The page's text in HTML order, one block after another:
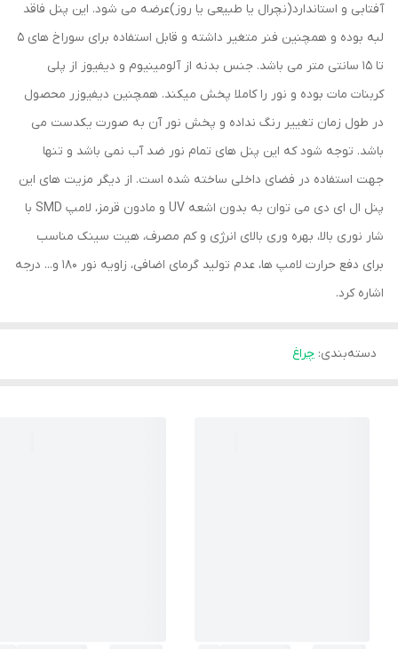
آفتابی و استاندارد(نچرال یا طبیعی یا روز)عرضه می شود. این پنل فاقد
لبه بوده و همچنین فنر متغیر داشته و قابل استفاده برای سوراخ های 5
تا 15 سانتی متر می باشد. جنس بدنه از آلومینیوم و دیفیوز از پلی
کربنات مات بوده و نور را کاملا پخش میکند. همچنین دیفیوزر محصول
در طول زمان تغییر رنگ نداده و پخش نور آن به صورت یکدست می
باشد. توجه شود که این پنل های تمام نور ضد آب نمی باشد و تنها
جهت استفاده در فضای داخلی ساخته شده است. از دیگر مزیت های این
پنل ال ای دی می توان به بدون اشعه UV و مادون قرمز، لامپ SMD با
شار نوری بالا، بهره وری بالای انرژی و کم مصرف، هیت سینک مناسب
برای دفع حرارت لامپ ها، عدم تولید گرمای اضافی، زاویه نور 180 و... درجه
اشاره کرد.
دسته‌بندی: چراغ